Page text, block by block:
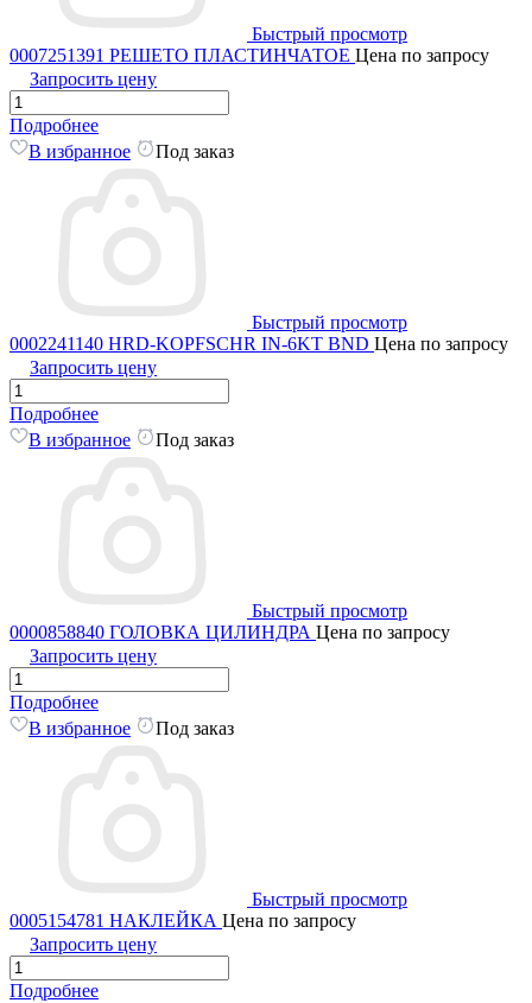
Быстрый просмотр
0007251391 РЕШЕТО ПЛАСТИНЧАТОЕ Цена по запросу
Запросить цену
Подробнее
В избранное
Под заказ
Быстрый просмотр
0002241140 HRD-KOPFSCHR IN-6KT BND Цена по запросу
Запросить цену
Подробнее
В избранное
Под заказ
Быстрый просмотр
0000858840 ГОЛОВКА ЦИЛИНДРА Цена по запросу
Запросить цену
Подробнее
В избранное
Под заказ
Быстрый просмотр
0005154781 НАКЛЕЙКА Цена по запросу
Запросить цену
Подробнее